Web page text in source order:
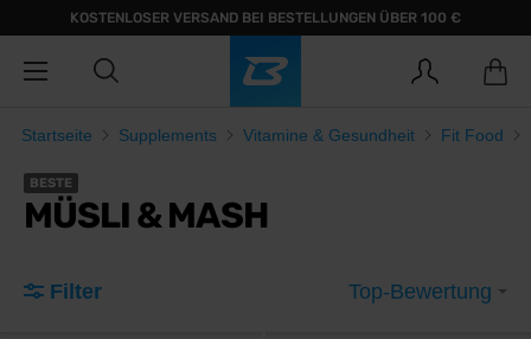
KOSTENLOSER VERSAND BEI BESTELLUNGEN ÜBER 100 €
Startseite Supplements Vitamine & Gesundheit Fit Food
BESTE
MÜSLI & MASH
Filter Top-Bewertung